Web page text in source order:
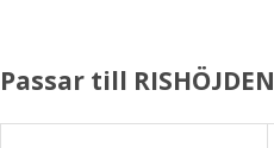
Passar till RISHÖJDEN